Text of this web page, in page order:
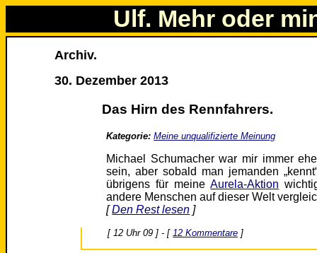
Ulf. Mehr oder
Archiv.
30. Dezember 2013
Das Hirn des Rennfahrers.
Kategorie: Meine unqualifizierte Meinung
Michael Schumacher war mir immer
sein, aber sobald man jemanden
übrigens für meineAurela-Aktion
andere Menschen auf dieser Welt
[Den Rest lesen ]
[ 12 Uhr 09 ] - [ 12 Kommentare ]